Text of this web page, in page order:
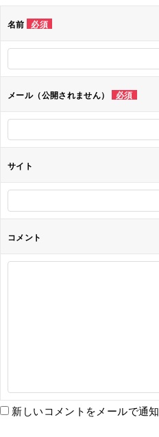
シ
ョ
ン
名前 必須
メール（公開されません） 必須
サイト
コメント
新しいコメントをメールで通知